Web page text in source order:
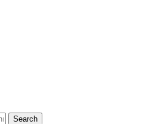
Search